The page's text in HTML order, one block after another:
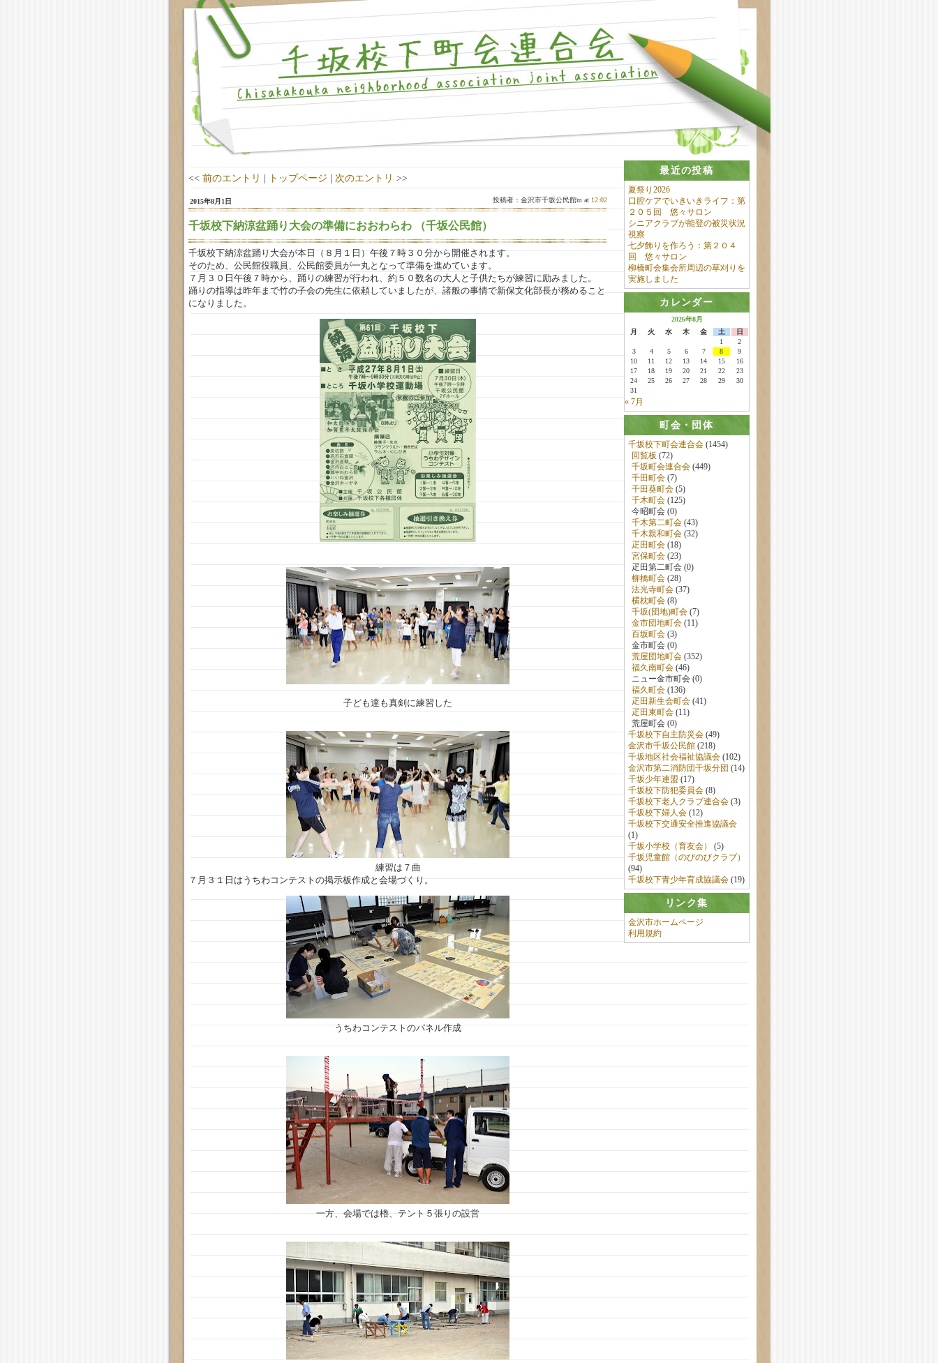
最近の投稿
夏祭り2026
口腔ケアでいきいきライフ：第
２０５回 悠々サロン
シニアクラブが能登の被災状況
視察
七夕飾りを作ろう：第２０４
回 悠々サロン
柳橋町会集会所周辺の草刈りを
実施しました
カレンダー
2026年8月
月
火 水 木 金 土
日
1
2
3
4 5 6 7 8
9
10
11 12 13 14 15
16
17
18 19 20 21 22
23
24
25 26 27 28 29
30
31
« 7月
町会・団体
千坂校下町会連合会(1454)
回覧板 (72)
千坂町会連合会(449)
千田町会(7)
千田葵町会(5)
千木町会(125)
今昭町会 (0)
千木第二町会(43)
千木親和町会(32)
疋田町会(18)
宮保町会(23)
疋田第二町会 (0)
柳橋町会(28)
法光寺町会(37)
横枕町会(8)
千坂(団地)町会(7)
金市団地町会(11)
百坂町会(3)
金市町会 (0)
荒屋団地町会(352)
福久南町会(46)
ニュー金市町会 (0)
福久町会(136)
疋田新生会町会(41)
疋田東町会(11)
荒屋町会 (0)
千坂校下自主防災会(49)
金沢市千坂公民館(218)
千坂地区社会福祉協議会(102)
金沢市第二消防団千坂分団 (14)
千坂少年連盟 (17)
千坂校下防犯委員会(8)
千坂校下老人クラブ連合会(3)
千坂校下婦人会(12)
千坂校下交通安全推進協議会
(1)
千坂小学校（育友会）
(5)
千坂児童館（のびのびクラブ）
(94)
千坂校下青少年育成協議会(19)
リンク集
金沢市ホームページ
利用規約
<<前のエントリ | トップページ | 次のエントリ >>
2015年8月1日 投稿者：金沢市千坂公民館m at 12:02
千坂校下納涼盆踊り大会の準備におおわらわ （千坂公民館）
千坂校下納涼盆踊り大会が本日（８月１日）午後７時３０分から開催されます。
そのため、公民館役職員、公民館委員が一丸となって準備を進めています。
７月３０日午後７時から、踊りの練習が行われ、約５０数名の大人と子供たちが練習に励みました。
踊りの指導は昨年まで竹の子会の先生に依頼していましたが、諸般の事情で新保文化部長が務めること
になりました。
子ども達も真剣に練習した
練習は７曲
７月３１日はうちわコンテストの掲示板作成と会場づくり。
うちわコンテストのパネル作成
一方、会場では櫓、テント５張りの設営